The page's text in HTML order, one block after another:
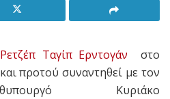
Ρετζέπ Ταγίπ Ερντογάν στο
προτού συναντηθεί με τον
Κυριάκο